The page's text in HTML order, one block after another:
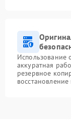
Использование
аккуратная
резервное